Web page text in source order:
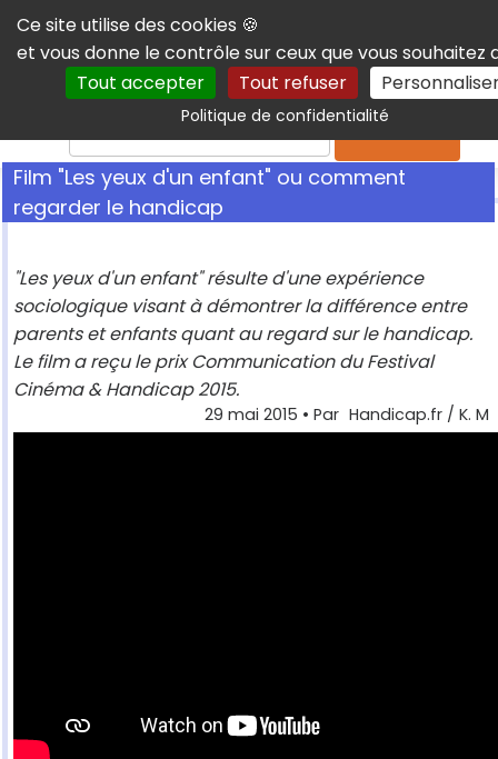
Panneau de gestion des cookies
Ce site utilise des cookies 🍪
et vous donne le contrôle sur ceux que vous souhaitez
Tout accepter
Tout refuser
Politique de confidentialité
Film "Les yeux d'un enfant" ou comment
regarder le handicap
"Les yeux d'un enfant" résulte d'une expérience
sociologique visant à démontrer la différence entre
parents et enfants quant au regard sur le handicap.
Le film a reçu le prix Communication du Festival
Cinéma & Handicap 2015.
29 mai 2015 • Par Handicap.fr / K. M